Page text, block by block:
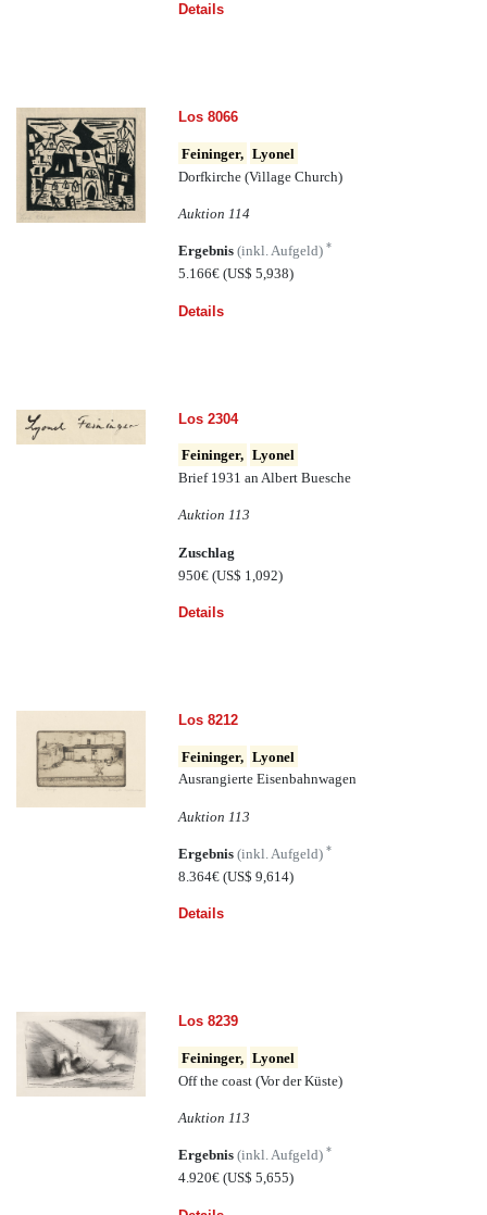
Details
Los 8066
Feininger, Lyonel
Dorfkirche (Village Church)
Auktion 114
Ergebnis(inkl. Aufgeld)*
5.166€(US$ 5,938)
Details
Los 2304
Feininger, Lyonel
Brief 1931 an Albert Buesche
Auktion 113
Zuschlag
950€(US$ 1,092)
Details
Los 8212
Feininger, Lyonel
Ausrangierte Eisenbahnwagen
Auktion 113
Ergebnis(inkl. Aufgeld)*
8.364€(US$ 9,614)
Details
Los 8239
Feininger, Lyonel
Off the coast (Vor der Küste)
Auktion 113
Ergebnis(inkl. Aufgeld)*
4.920€(US$ 5,655)